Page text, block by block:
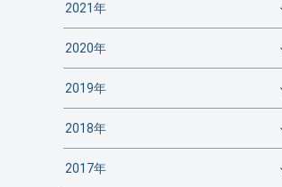
2021年
2020年
2019年
2018年
2017年